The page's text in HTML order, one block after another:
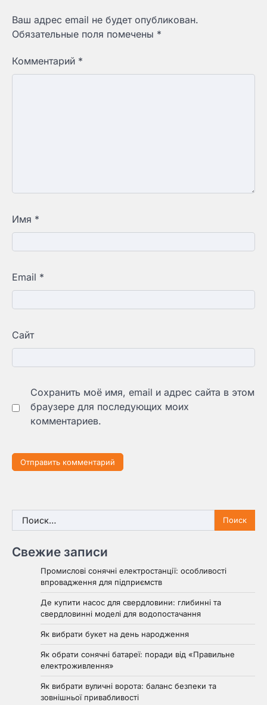
Ваш адрес email не будет опубликован.
Обязательные поля помечены *
Комментарий *
Имя *
Email *
Сайт
Сохранить моё имя, email и адрес сайта в этом
браузере для последующих моих
комментариев.
Найти:
Свежие записи
Промислові сонячні електростанції: особливості
впровадження для підприємств
Де купити насос для свердловини: глибинні та
свердловинні моделі для водопостачання
Як вибрати букет на день народження
Як обрати сонячні батареї: поради від «Правильне
електроживлення»
Як вибрати вуличні ворота: баланс безпеки та
зовнішньої привабливості